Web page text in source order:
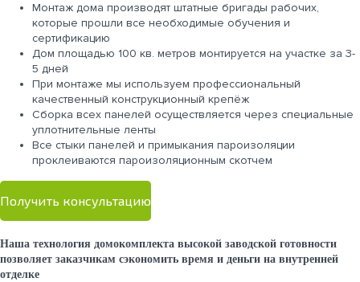
Монтаж дома производят штатные бригады рабочих,
которые прошли все необходимые обучения и
сертификацию
Дом площадью 100 кв. метров монтируется на участке за 3-
5 дней
При монтаже мы используем профессиональный
качественный конструкционный крепёж
Сборка всех панелей осуществляется через специальные
уплотнительные ленты
Все стыки панелей и примыкания пароизоляции
проклеиваются пароизоляционным скотчем
Получить консультацию
Наша технология домокомплекта высокой заводской готовности
позволяет заказчикам сэкономить время и деньги на внутренней
отделке